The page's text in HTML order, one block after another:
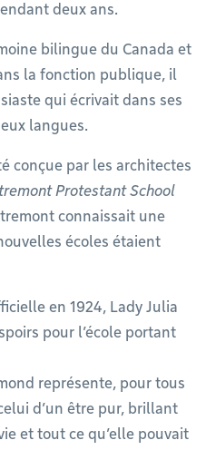
deux ans.
bilingue du Canada et
la fonction publique, il
qui écrivait dans ses
langues.
conçue par les architectes
Protestant School
connaissait une
écoles étaient
en 1924, Lady Julia
pour l’école portant
représente, pour tous
d’un être pur, brillant
et tout ce qu’elle pouvait